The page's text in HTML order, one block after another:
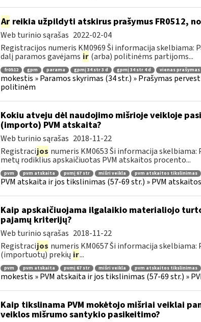
Arreikia užpildyti atskirus prašymus FR0512,
Web turinio sąrašas 2022-02-04
Registracijos numeris KM0969 Ši informacija skelbiama:
dalį paramos gavėjams ir (arba) politinėms partijoms...
fr0512 gpm parama gpmį 34 str 3 d gpmį 34 str 4 d vienas prašymas
mokestis » Paramos skyrimas (34 str.) » Prašymas
politinėm
Kokiu atveju dėl naudojimo mišrioje veikloje
(importo) PVM atskaita?
Web turinio sąrašas 2018-11-22
Registracijos numeris KM0653 Ši informacija
metų rodiklius apskaičiuotas PVM atskaitos procento...
pvm pvm atskaita pvmį 67 str mišri veikla pvm atskaitos tikslinimas
PVM atskaita ir jos tikslinimas (57-69 str.) » PVM
Kaip apskaičiuojama ilgalaikio materialiojo
pajamų kriterijų?
Web turinio sąrašas 2018-11-22
Registracijos numeris KM0657 Ši informacija
(importuotų) prekių ir...
pvm pvm atskaita pvmį 67 str mišri veikla pvm atskaitos tikslinimas
mokestis » PVM atskaita ir jos tikslinimas (57-69 str.) »
Kaip tikslinama PVM mokėtojo mišriai veiklai
veiklos mišrumo santykio pasikeitimo?